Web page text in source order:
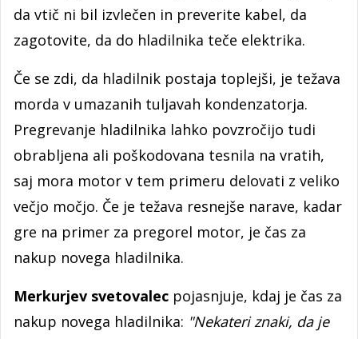
da vtič ni bil izvlečen in preverite kabel, da
zagotovite, da do hladilnika teče elektrika.
Če se zdi, da hladilnik postaja toplejši, je težava
morda v umazanih tuljavah kondenzatorja.
Pregrevanje hladilnika lahko povzročijo tudi
obrabljena ali poškodovana tesnila na vratih,
saj mora motor v tem primeru delovati z veliko
večjo močjo. Če je težava resnejše narave, kadar
gre na primer za pregorel motor, je čas za
nakup novega hladilnika.
Merkurjev svetovalec pojasnjuje, kdaj je čas za
nakup novega hladilnika: "Nekateri znaki, da je